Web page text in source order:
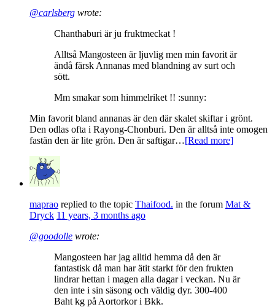
@carlsberg wrote:
Chanthaburi är ju fruktmeckat !
Alltså Mangosteen är ljuvlig men min favorit är
ändå färsk Annanas med blandning av surt och
sött.
Mm smakar som himmelriket !! :sunny:
Min favorit bland annanas är den där skalet skiftar i grönt.
Den odlas ofta i Rayong-Chonburi. Den är alltså inte omogen
fastän den är lite grön. Den är saftigar…[Read more]
maprao replied to the topic Thaifood. in the forum Mat &
Dryck 11 years, 3 months ago
@goodolle wrote:
Mangosteen har jag alltid hemma då den är
fantastisk då man har ätit starkt för den frukten
lindrar hettan i magen alla dagar i veckan. Nu är
den inte i sin säsong och väldig dyr. 300-400
Baht kg på Aortorkor i Bkk.